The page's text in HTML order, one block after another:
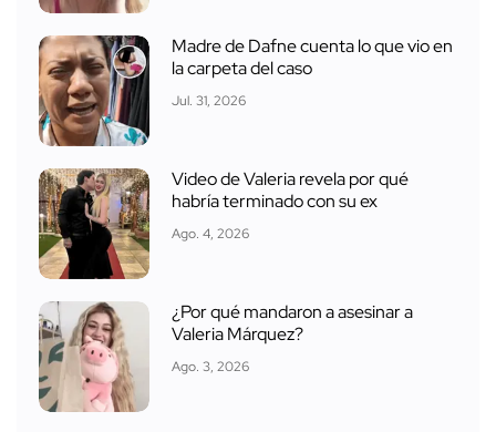
Madre de Dafne cuenta lo que vio en
la carpeta del caso
Jul. 31, 2026
Video de Valeria revela por qué
habría terminado con su ex
Ago. 4, 2026
¿Por qué mandaron a asesinar a
Valeria Márquez?
Ago. 3, 2026